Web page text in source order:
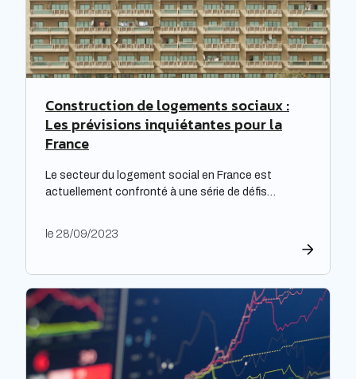
Construction de logements sociaux :
Les prévisions inquiétantes pour la
France
Le secteur du logement social en France est
actuellement confronté à une série de défis
répondre à leurs obligations de rénovation, mais
étude prospective réalisée par la Banque des
territoires met en lumière les enjeux majeurs […]
le 28/09/2023